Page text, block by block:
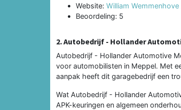
Website: William
Beoordeling: 5
2. Autobedrijf - Hollander
Autobedrijf - Hollander Automotive
voor automobilisten in Meppel. Met
aanpak heeft dit garagebedrijf een
Wat Autobedrijf - Hollander
APK-keuringen en algemeen